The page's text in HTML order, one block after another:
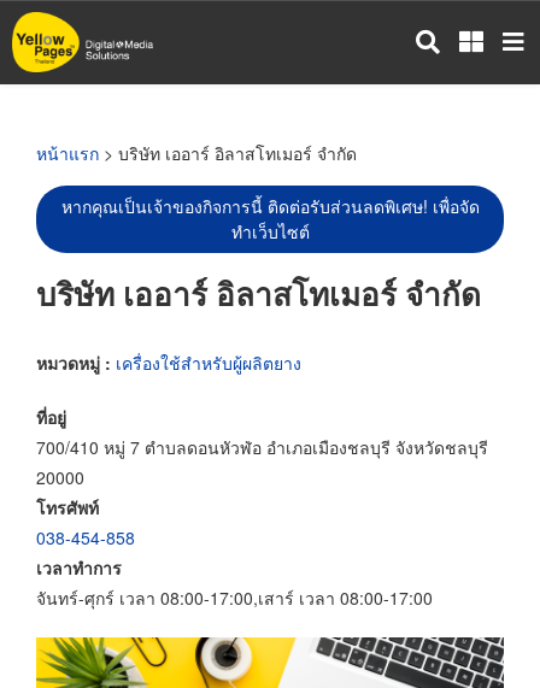
ข้าม
ไป
หน้าแรก > บริษัท เออาร์ อิลาสโทเมอร์ จำกัด
หากคุณเป็นเจ้าของกิจการนี้ ติดต่อรับส่วนลดพิเศษ! เพื่อจัด
ทำเว็บไซต์
บริษัท เออาร์ อิลาสโทเมอร์ จำกัด
หมวดหมู่ : เครื่องใช้สำหรับผู้ผลิตยาง
ที่อยู่
700/410 หมู่ 7 ตำบลดอนหัวฬ่อ อำเภอเมืองชลบุรี จังหวัดชลบุรี
20000
โทรศัพท์
038-454-858
เวลาทำการ
จันทร์-ศุกร์ เวลา 08:00-17:00,เสาร์ เวลา 08:00-17:00